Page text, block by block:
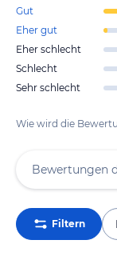
Gut
Eher gut
Eher schlecht
Schlecht
Sehr schlecht
Wie wird die
Filtern